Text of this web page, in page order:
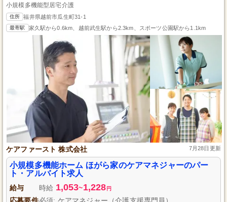
小規模多機能型居宅介護
住所 福井県越前市瓜生町31-1
最寄駅 家久駅から0.6km、越前武生駅から2.3km、スポーツ公園駅から1.1km
ケアファースト 株式会社 7月28日更新
小規模多機能ホーム ほがら家のケアマネジャーのパー
ト・アルバイト求人
給与 時給 1,053~1,228 円